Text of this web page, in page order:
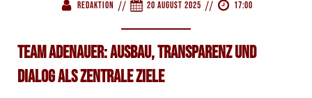
Redaktion // 20 August 2025 // 17:00
Team Adenauer: Ausbau, Transparenz und
Dialog als zentrale Ziele